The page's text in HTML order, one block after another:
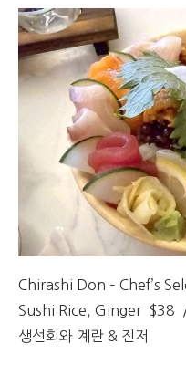
Chirashi Don – Chef’s
Sushi Rice, Ginger $38 /
생선회와 계란 & 진저